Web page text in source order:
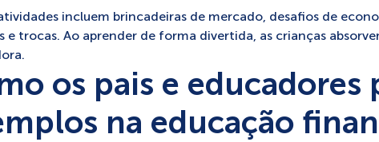
incluem brincadeiras de mercado, desafios de
e trocas. Ao aprender de forma divertida, as crianças
os pais e educadores
na educação